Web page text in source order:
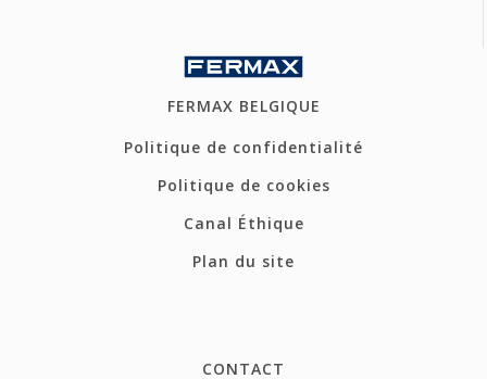
FERMAX BELGIQUE
Politique de confidentialité
Politique de cookies
Canal Éthique
Plan du site
CONTACT